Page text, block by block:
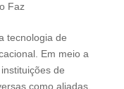
Faz
tecnologia de
Em meio a
de
como aliadas,